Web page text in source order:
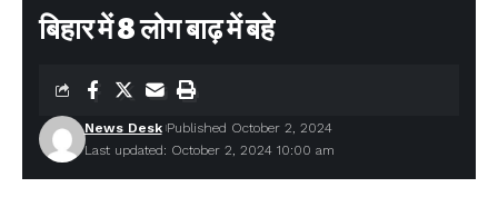
बिहार में 8 लोग बाढ़ में बहे
Last updated: October 2, 2024 10:00 am
News Desk Published October 2, 2024